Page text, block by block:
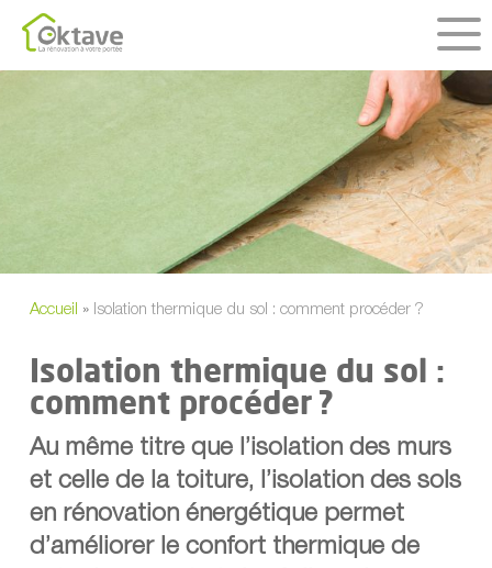
Skip
main
Accueil » Isolation thermique du sol : comment procéder ?
Isolation thermique du sol :
comment procéder ?
Au même titre que l’isolation des murs
et celle de la toiture, l’isolation des sols
en rénovation énergétique permet
d’améliorer le confort thermique de